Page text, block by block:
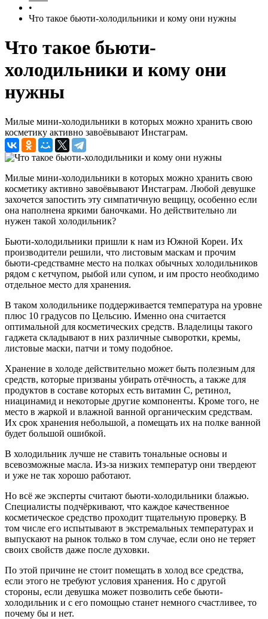
•
Что такое бьюти-холодильники и кому они нужны
Что такое бьюти-
холодильники и кому они
нужны
Милые мини-холодильники в которых можно хранить свою
косметику активно завоёвывают Инстаграм.
Милые мини-холодильники в которых можно хранить свою
косметику активно завоёвывают Инстаграм. Любой девушке
захочется запостить эту симпатичную вещицу, особенно если
она наполнена яркими баночками. Но действительно ли
нужен такой холодильник?
Бьюти-холодильники пришли к нам из Южной Кореи. Их
производители решили, что листовым маскам и прочим
бьюти-средствамне место на полках обычных холодильников
рядом с кетчупом, рыбой или супом, и им просто необходимо
отдельное место для хранения.
В таком холодильнике поддерживается температура на уровне
плюс 10 градусов по Цельсию. Именно она считается
оптимальной для косметических средств. Владелицы такого
гаджета складывают в них различные сыворотки, кремы,
листовые маски, патчи и тому подобное.
Хранение в холоде действительно может быть полезным для
средств, которые призваны убирать отёчность, а также для
продуктов в составе которых есть витамин С, ретинол,
ниацинамид и некоторые другие компоненты. Кроме того, не
место в жаркой и влажной ванной органическим средствам.
Их срок хранения небольшой, а помещать их на полке ванной
будет большой ошибкой.
В холодильник лучше не ставить тональные основы и
всевозможные масла. Из-за низких температур они твердеют
и уже не так хорошо работают.
Но всё же эксперты считают бьюти-холодильники блажью.
Специалисты подчёркивают, что каждое качественное
косметическое средство проходит тщательную проверку. В
том числе его испытывают в экстремальных температурах и
выпускают на рынок только в том случае, если оно не теряет
своих свойств даже после духовки.
По этой причине не стоит помещать в холод все средства,
если этого не требуют условия хранения. Но с другой
стороны, если девушка может позволить себе бьюти-
холодильник и с его помощью станет немного счастливее, то
почему бы и нет.